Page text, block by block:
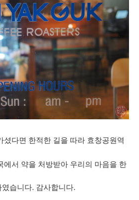
셨다면 한적한 길을 따라 효창공원역
에서 약을 처방받아 우리의 마음을 한
습니다. 감사합니다.